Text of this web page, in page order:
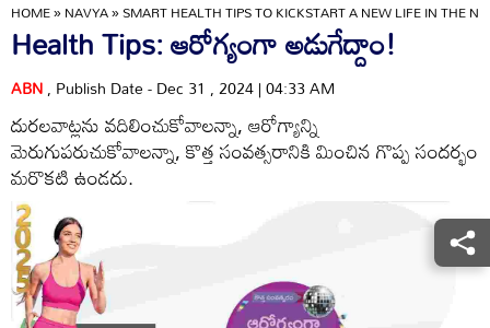
HOME»NAVYA»SMART HEALTH TIPS TO KICKSTART A NEW LIFE IN THE
Health Tips: ఆరోగ్యంగా అడుగేద్దాం!
ABN, Publish Date - Dec 31 , 2024 | 04:33 AM
దురలవాట్లను వదిలించుకోవాలన్నా, ఆరోగ్యాన్ని
మెరుగుపరుచుకోవాలన్నా, కొత్త సంవత్సరానికి మించిన గొప్ప సందర్భం
మరొకటి ఉండదు.